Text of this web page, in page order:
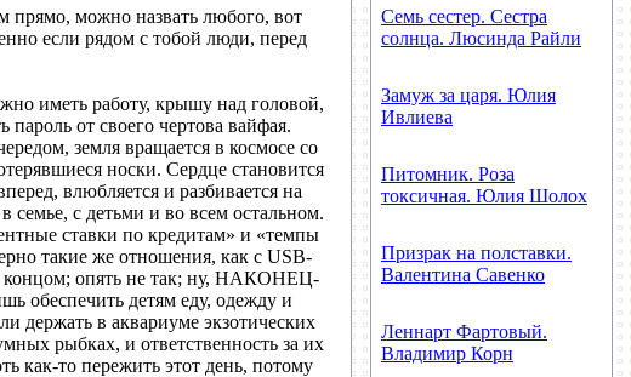
прямо, можно назвать любого, вот
если рядом с тобой люди, перед
иметь работу, крышу над головой,
от своего чертова вайфая.
земля вращается в космосе со
носки. Сердце становится
влюбляется и разбивается на
с детьми и во всем остальном.
ставки по кредитам» и «темпы
такие же отношения, как с USB-
концом; опять не так; ну, НАКОНЕЦ-
обеспечить детям еду, одежду и
держать в аквариуме экзотических
рыбках, и ответственность за их
как-то пережить этот день, потому
Семь сестер. Сестра
солнца. Люсинда Райли
Замуж за царя. Юлия
Ивлиева
Питомник. Роза
токсичная. Юлия Шолох
Призрак на полставки.
Валентина Савенко
Леннарт Фартовый.
Владимир Корн